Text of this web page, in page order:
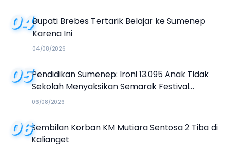
04Bupati Brebes Tertarik Belajar ke Sumenep
Karena Ini
04/08/2026
05Pendidikan Sumenep: Ironi 13.095 Anak Tidak
Sekolah Menyaksikan Semarak Festival
Kalender Event 2026
06/08/2026
06Sembilan Korban KM Mutiara Sentosa 2 Tiba di
Kalianget